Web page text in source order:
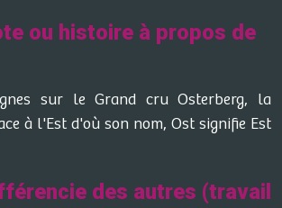
ou histoire à propos de
sur le Grand cru Osterberg, la
à l'Est d'où son nom, Ost signifie Est
des autres (travail